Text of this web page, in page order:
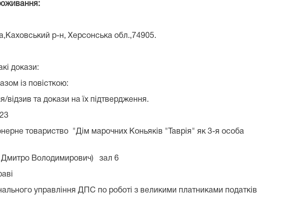
р-н, Херсонська обл.,74905.
докази:
із повісткою:
та докази на їх підтвердження.
товариство "Дім марочних Коньяків "Таврія" як 3-я особа
Дмитро Володимирович) зал 6
управління ДПС по роботі з великими платниками податків